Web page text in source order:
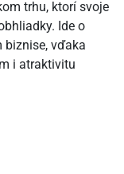
trhu, ktorí svoje
Ide o
biznise, vďaka
i atraktivitu